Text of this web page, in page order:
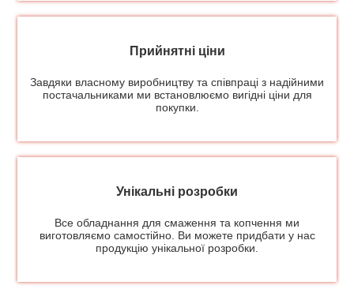
Прийнятні ціни
Завдяки власному виробництву та співпраці з надійними
постачальниками ми встановлюємо вигідні ціни для
покупки.
Унікальні розробки
Все обладнання для смаження та копчення ми
виготовляємо самостійно. Ви можете придбати у нас
продукцію унікальної розробки.